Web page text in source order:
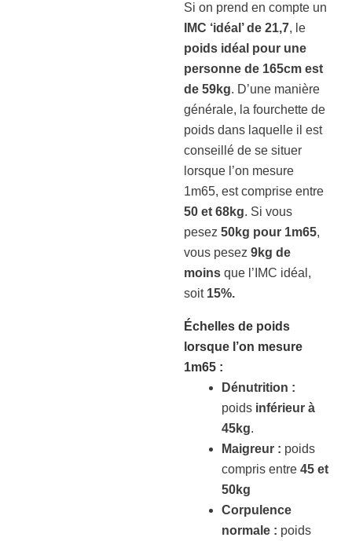
Si on prend en compte un
IMC ‘idéal’ de 21,7, le
poids idéal pour une
personne de 165cm est
de 59kg. D’une manière
générale, la fourchette de
poids dans laquelle il est
conseillé de se situer
lorsque l’on mesure
1m65, est comprise entre
50 et 68kg. Si vous
pesez 50kg pour 1m65,
vous pesez 9kg de
moins que l’IMC idéal,
soit 15%.
Échelles de poids
lorsque l’on mesure
1m65 :
Dénutrition :
poids inférieur à
45kg.
Maigreur : poids
compris entre 45 et
50kg
Corpulence
normale : poids